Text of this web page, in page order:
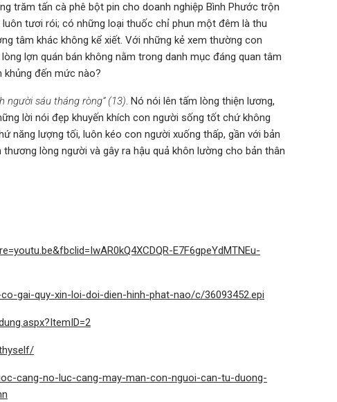
trăm tấn cà phê bột pin cho doanh nghiệp Bình Phước trộn
tươi rói; có những loại thuốc chỉ phun một đêm là thu
tâm khác không kể xiết. Với những kẻ xem thường con
lợn quán bán không nằm trong danh mục đáng quan tâm
khủng đến mức nào?
người sáu tháng ròng” (13). Nó nói lên tấm lòng thiện lương,
lời nói đẹp khuyến khích con người sống tốt chứ không
năng lượng tối, luôn kéo con người xuống thấp, gần với bản
lòng người và gây ra hậu quả khôn lường cho bản thân
E7F6gpeYdMTNEu-
gai-quy-xin-loi-doi-dien-hinh-phat-nao/c/36093452.epi
cang-no-luc-cang-may-man-con-nguoi-can-tu-duong-